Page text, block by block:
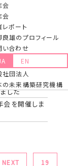
会
会
レポート
良雄のプロフィール
い合わせ
EN
社団法人
の未来構築研究機構
した
般社団法人日
れました
した
（一柳が塾長
されました。
されました。
した
会を開催しま
NEXT 19